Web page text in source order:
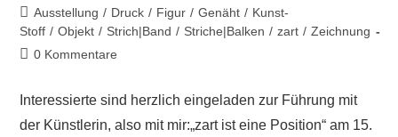
Ausstellung / Druck / Figur / Genäht / Kunst-
Stoff / Objekt / Strich|Band / Striche|Balken / zart / Zeichnung
0 Kommentare
Interessierte sind herzlich eingeladen zur Führung mit
der Künstlerin, also mit mir:„zart ist eine Position“ am 15.